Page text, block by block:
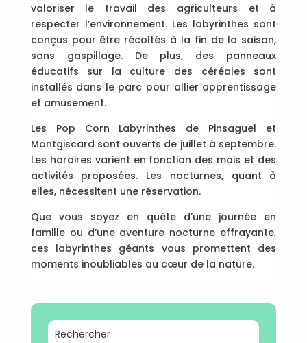
valoriser le travail des agriculteurs et à
respecter l’environnement. Les labyrinthes sont
conçus pour être récoltés à la fin de la saison,
sans gaspillage. De plus, des panneaux
éducatifs sur la culture des céréales sont
installés dans le parc pour allier apprentissage
et amusement.
Les Pop Corn Labyrinthes de Pinsaguel et
Montgiscard sont ouverts de juillet à septembre.
Les horaires varient en fonction des mois et des
activités proposées. Les nocturnes, quant à
elles, nécessitent une réservation.
Que vous soyez en quête d’une journée en
famille ou d’une aventure nocturne effrayante,
ces labyrinthes géants vous promettent des
moments inoubliables au cœur de la nature.